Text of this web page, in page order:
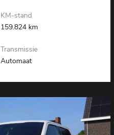
KM-stand
159.824 km
Transmissie
Automaat